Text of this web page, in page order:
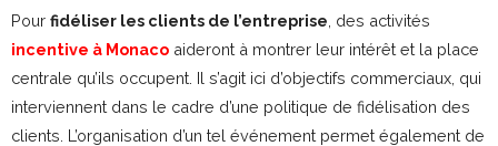
Pour fidéliser les clients de l’entreprise , des activités
incentive à Monaco aideront à montrer leur intérêt et la place
centrale qu’ils occupent. Il s’agit ici d’objectifs commerciaux, qui
interviennent dans le cadre d’une politique de fidélisation des
clients. L’organisation d’un tel événement permet également de